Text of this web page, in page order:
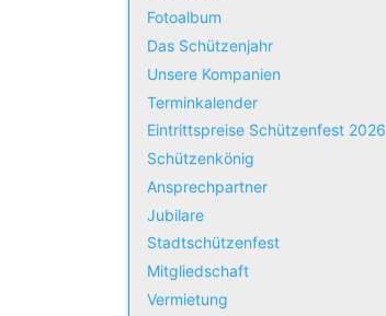
Fotoalbum
Das Schützenjahr
Unsere Kompanien
Terminkalender
Eintrittspreise Schützenfest 2026
Schützenkönig
Ansprechpartner
Jubilare
Stadtschützenfest
Mitgliedschaft
Vermietung